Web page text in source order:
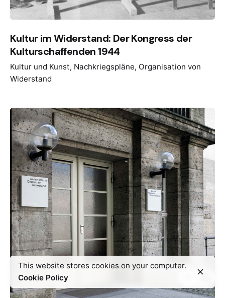
Kultur im Widerstand: Der Kongress der
Kulturschaffenden 1944
Kultur und Kunst Nachkriegspläne Organisation von
Widerstand
This website stores cookies on your computer.
Cookie Policy